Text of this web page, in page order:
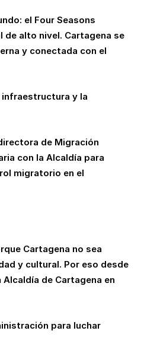
el Four Seasons
de alto nivel. Cartagena se
y conectada con el
y la
de Migración
con la Alcaldía para
migratorio en el
Cartagena no sea
y cultural. Por eso desde
de Cartagena en
para luchar